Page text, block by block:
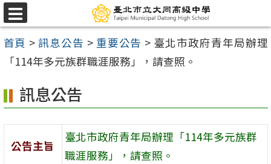
跳
至
主
容
區
選
單
首頁 >訊息公告 > 重要公告 > 臺北市政府青年局辦理
「114年多元族群職涯服務」，請查照。
訊息公告
公告主旨
臺北市政府青年局辦理「114年多元族群
職涯服務」，請查照。